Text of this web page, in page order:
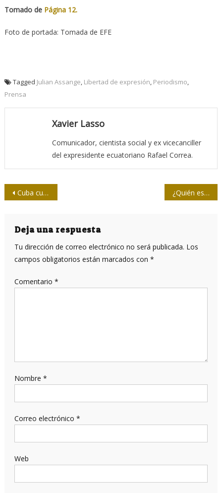
Tomado de Página 12.
Foto de portada: Tomada de EFE
Tagged Julian Assange Libertad de expresión Periodismo
Prensa
Xavier Lasso
Comunicador, cientista social y ex vicecanciller
del expresidente ecuatoriano Rafael Correa.
Navegación
entradas
Cuba cuenta con un Observatorio de género ¿Quién espía a los estadounidenses?
Deja una respuesta
Tu dirección de correo electrónico no será publicada. Los
campos obligatorios están marcados con *
Comentario *
Nombre *
Correo electrónico *
Web